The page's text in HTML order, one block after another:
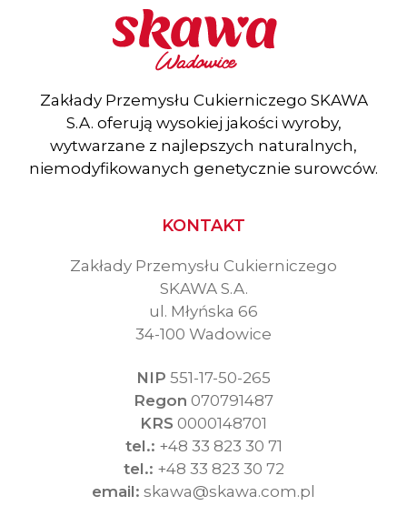
Zakłady Przemysłu Cukierniczego SKAWA
S.A. oferują wysokiej jakości wyroby,
wytwarzane z najlepszych naturalnych,
niemodyfikowanych genetycznie surowców.
KONTAKT
Zakłady Przemysłu Cukierniczego
SKAWA S.A.
ul. Młyńska 66
34-100 Wadowice
NIP 551-17-50-265
Regon 070791487
KRS 0000148701
tel.: +48 33 823 30 71
tel.: +48 33 823 30 72
email: skawa@skawa.com.pl